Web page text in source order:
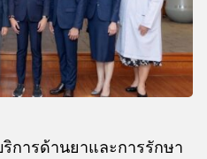
การด้านยาและการรักษา